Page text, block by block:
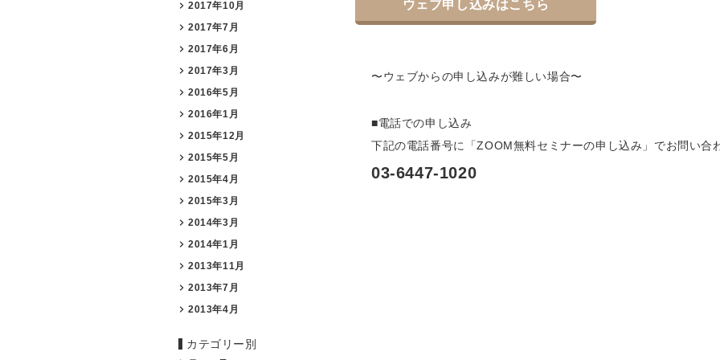
ウェブ申し込みはこちら
〜ウェブからの申し込みが難しい場合〜
■電話での申し込み
下記の電話番号に「ZOOM無料セミナーの申し込み」でお問い合
03-6447-1020
2017年10月
2017年7月
2017年6月
2017年3月
2016年5月
2016年1月
2015年12月
2015年5月
2015年4月
2015年3月
2014年3月
2014年1月
2013年11月
2013年7月
2013年4月
カテゴリー別